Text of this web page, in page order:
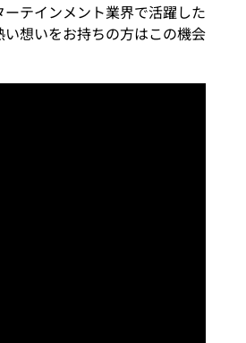
テインメント業界で活躍した
想いをお持ちの方はこの機会